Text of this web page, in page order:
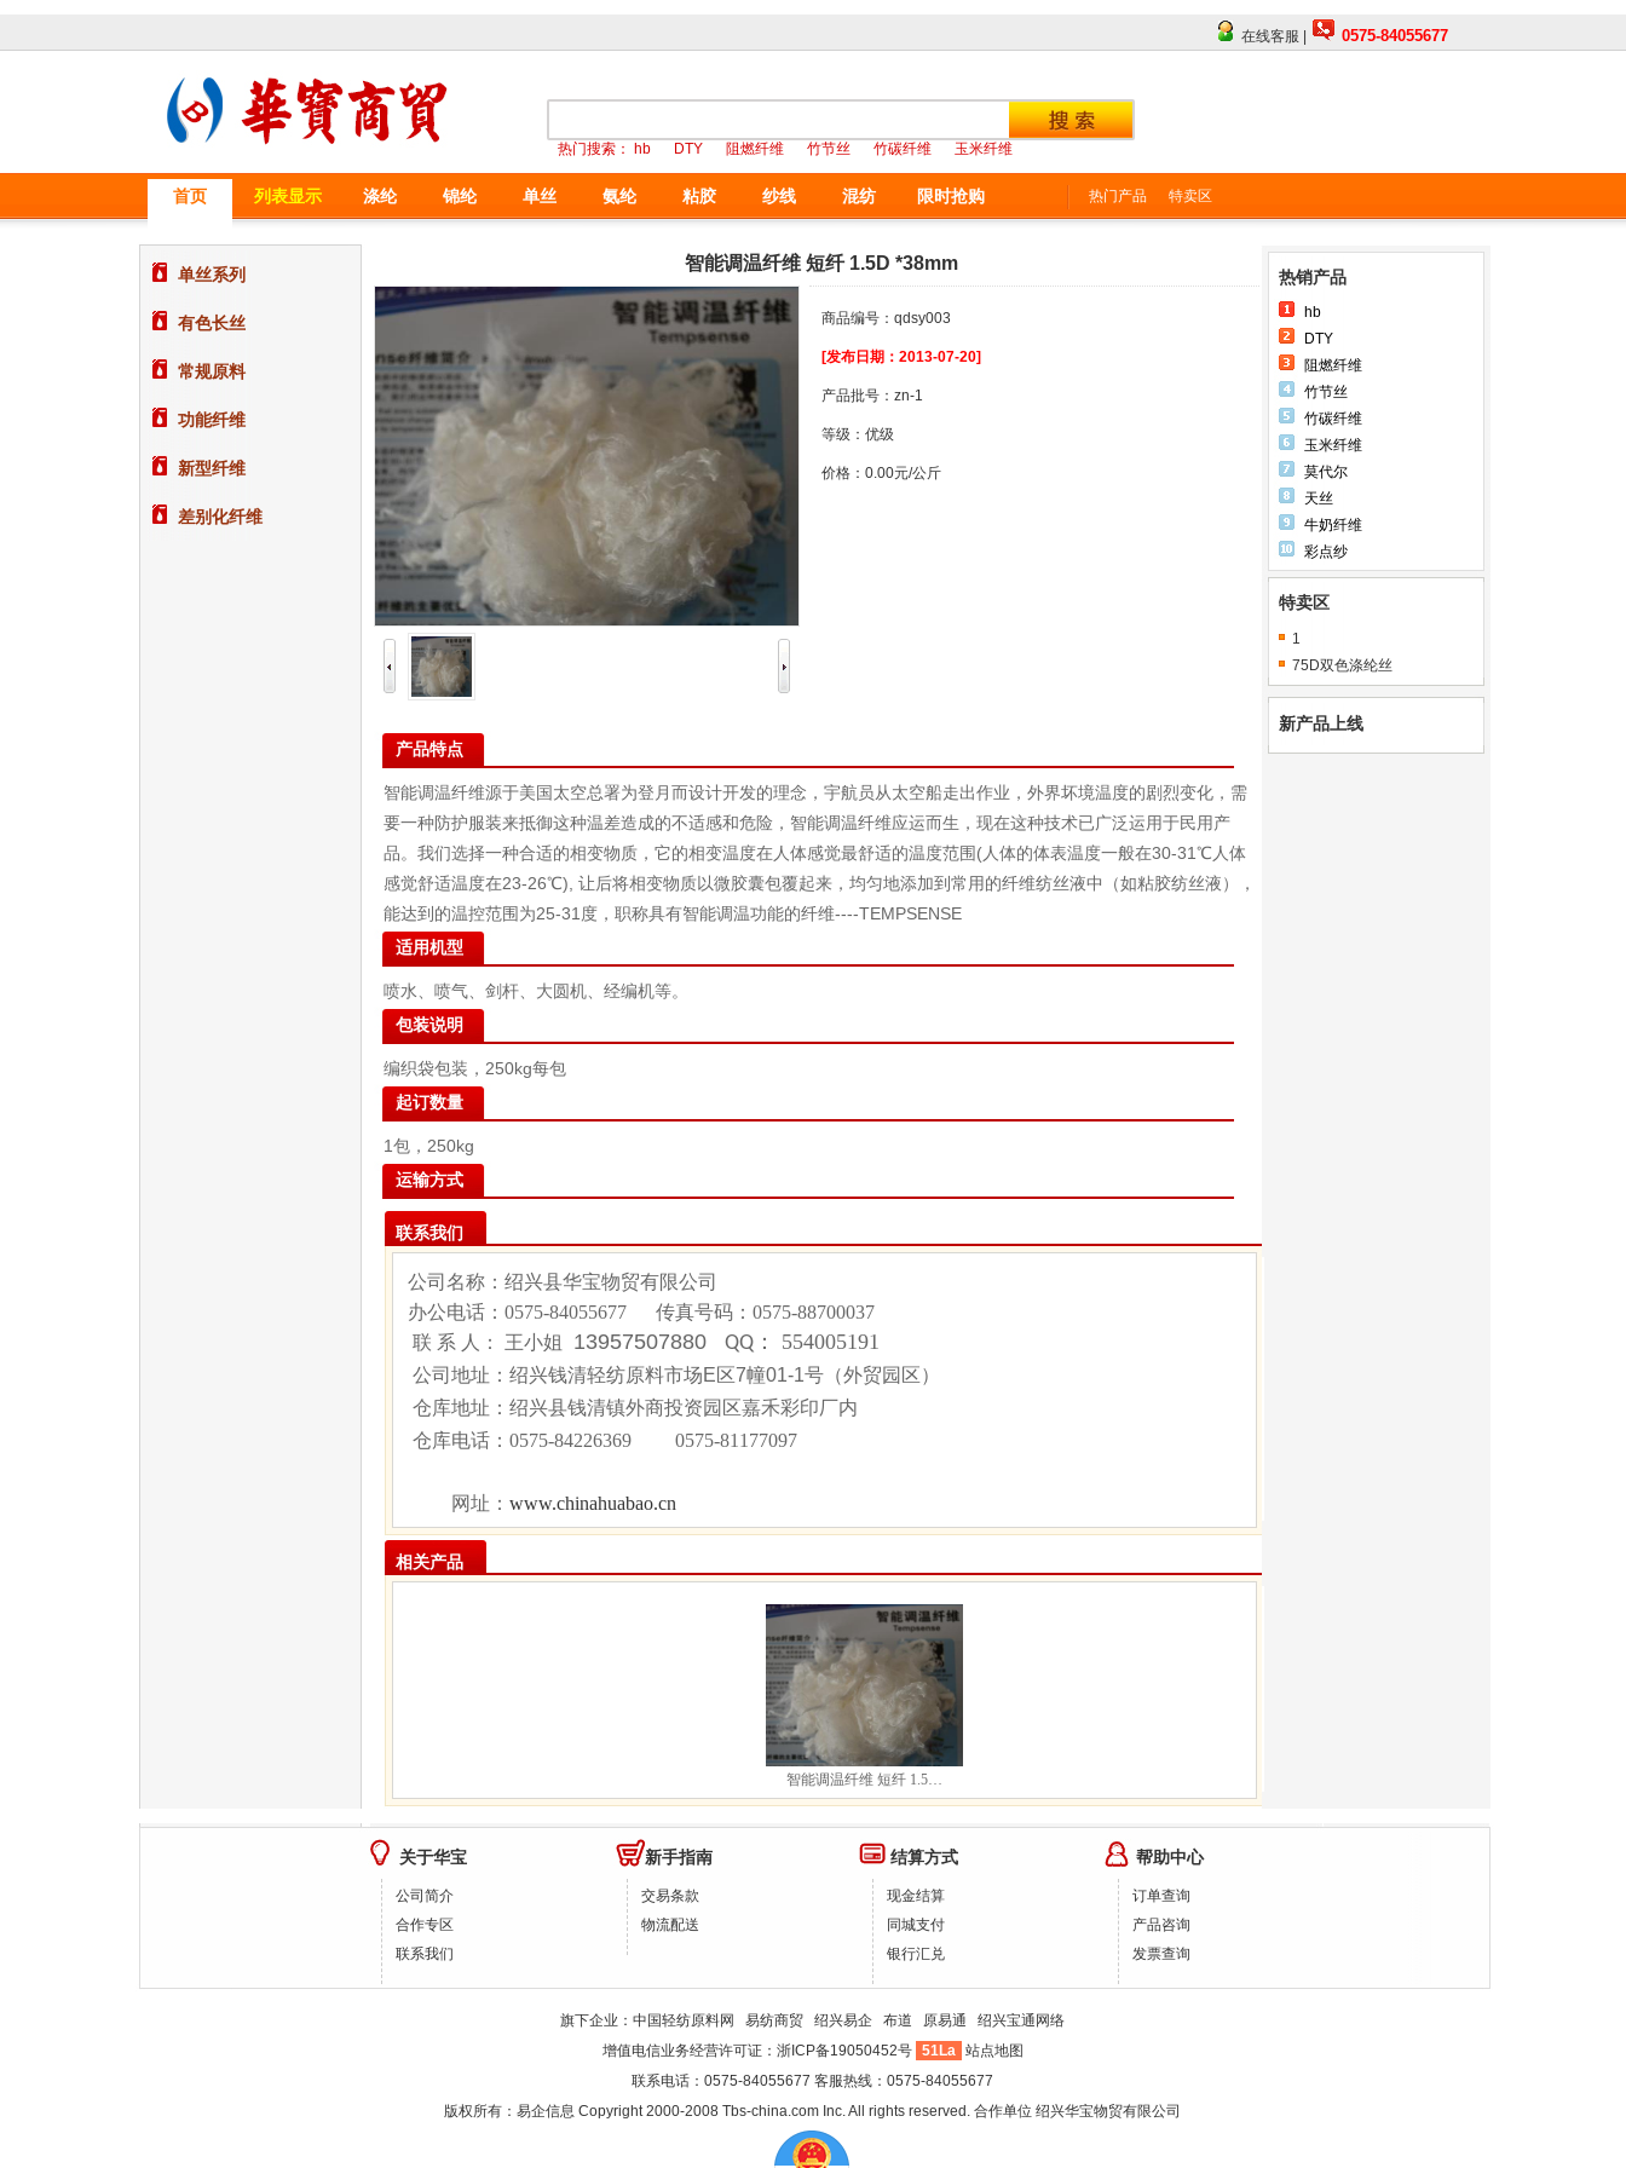
在线客服 | 0575-84055677
热门搜索： hb DTY 阻燃纤维 竹节丝 竹碳纤维 玉米纤维
首页 列表显示 涤纶 锦纶 单丝 氨纶 粘胶 纱线 混纺 限时抢购 热门产品 特卖区
单丝系列
有色长丝
常规原料
功能纤维
新型纤维
差别化纤维
智能调温纤维 短纤 1.5D *38mm
商品编号：qdsy003
[发布日期：2013-07-20]
产品批号：zn-1
等级：优级
价格：0.00元/公斤
产品特点
智能调温纤维源于美国太空总署为登月而设计开发的理念，宇航员从太空船走出作业，外界坏境温度的剧烈变化，需
要一种防护服装来抵御这种温差造成的不适感和危险，智能调温纤维应运而生，现在这种技术已广泛运用于民用产
品。我们选择一种合适的相变物质，它的相变温度在人体感觉最舒适的温度范围(人体的体表温度一般在30-31℃人体
感觉舒适温度在23-26℃), 让后将相变物质以微胶囊包覆起来，均匀地添加到常用的纤维纺丝液中（如粘胶纺丝液），
能达到的温控范围为25-31度，职称具有智能调温功能的纤维----TEMPSENSE
适用机型
喷水、喷气、剑杆、大圆机、经编机等。
包装说明
编织袋包装，250kg每包
起订数量
1包，250kg
运输方式
联系我们
公司名称：绍兴县华宝物贸有限公司
办公电话：0575-84055677传真号码：0575-88700037
联 系 人： 王小姐
13957507880QQ ： 554005191
公司地址：绍兴钱清轻纺原料市场E区7幢01-1号（外贸园区）
仓库地址：绍兴县钱清镇外商投资园区嘉禾彩印厂内
仓库电话：0575-84226369 0575-81177097
网址：www.chinahuabao.cn
相关产品
智能调温纤维 短纤 1.5…
热销产品
hb
DTY
阻燃纤维
竹节丝
竹碳纤维
玉米纤维
莫代尔
天丝
牛奶纤维
彩点纱
特卖区
1
75D双色涤纶丝
新产品上线
关于华宝
公司简介
合作专区
联系我们
新手指南
交易条款
物流配送
结算方式
现金结算
同城支付
银行汇兑
帮助中心
订单查询
产品咨询
发票查询
旗下企业：中国轻纺原料网 易纺商贸 绍兴易企 布道 原易通
绍兴宝通网络
增值电信业务经营许可证： 浙ICP备19050452号 51La 站点地图
联系电话：0575-84055677 客服热线：0575-84055677
版权所有：易企信息 Copyright 2000-2008 Tbs-china.com Inc. All rights reserved. 合作单位绍兴华宝物贸有限公司